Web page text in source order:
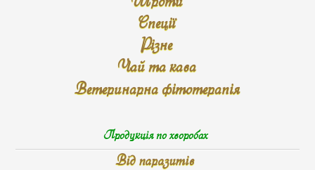
Спеції
Різне
Чай та кава
Ветеринарна фітотерапія
Продукція по хворобах
Від паразитів